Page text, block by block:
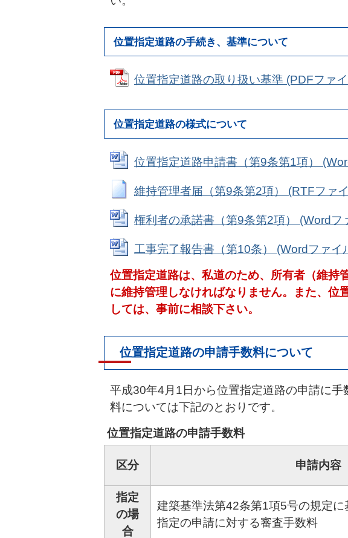
位置指定道路の手続き、基準について
位置指定道路の取り扱い基準 (PDFファ
位置指定道路の様式について
位置指定道路申請書（第9条第1項）
維持管理者届（第9条第2項） (RTFファ
権利者の承諾書（第9条第2項） (Wordフ
工事完了報告書（第10条） (Wordファイ
位置指定道路は、私道のため、所有者（維持
に維持管理しなければなりません。また、位
しては、事前に相談下さい。
位置指定道路の申請手数料について
平成30年4月1日から位置指定道路の申請に
料については下記のとおりです。
位置指定道路の申請手数料
区分 申請内容
指定
の場
合
建築基準法第42条第1項5号の規定
指定の申請に対する審査手数料